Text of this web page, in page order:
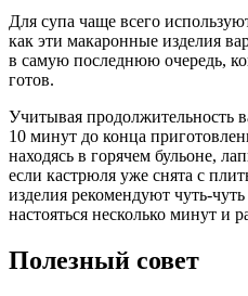
Для супа чаще всего
как эти макаронные изделия
в самую последнюю очередь,
готов.
Учитывая продолжительность
10 минут до конца
находясь в горячем бульоне,
если кастрюля уже снята с
изделия рекомендуют чуть-
настояться несколько минут и
Полезный совет